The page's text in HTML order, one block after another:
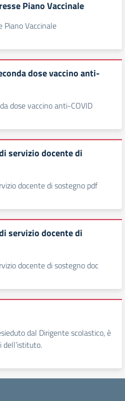
Piano Vaccinale
Piano Vaccinale
dose vaccino anti-
dose vaccino anti-COVID
servizio docente di
docente di sostegno pdf
servizio docente di
docente di sostegno doc
dal Dirigente scolastico, è